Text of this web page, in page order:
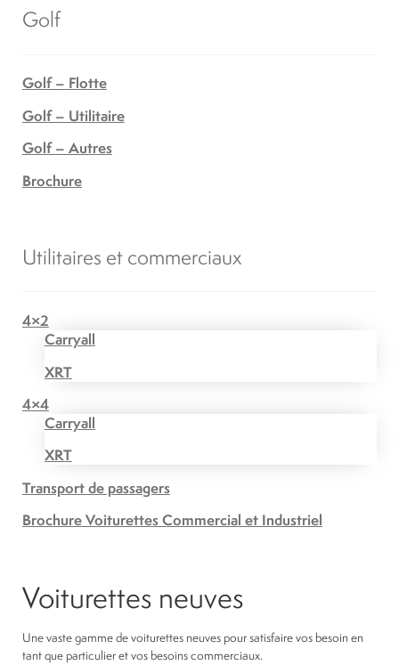
Golf
Golf – Flotte
Golf – Utilitaire
Golf – Autres
Brochure
Utilitaires et commerciaux
4×2
Carryall
XRT
4×4
Carryall
XRT
Transport de passagers
Brochure Voiturettes Commercial et Industriel
Voiturettes neuves
Une vaste gamme de voiturettes neuves pour satisfaire vos besoin en
tant que particulier et vos besoins commerciaux.